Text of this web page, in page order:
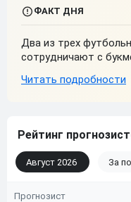
Два из трех
сотрудничают с
Рейтинг
Август 2026 За
Прогнозист